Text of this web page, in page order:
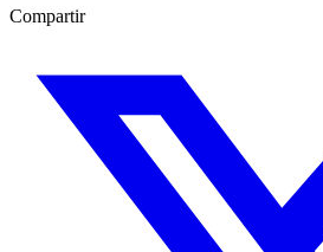
Compartir